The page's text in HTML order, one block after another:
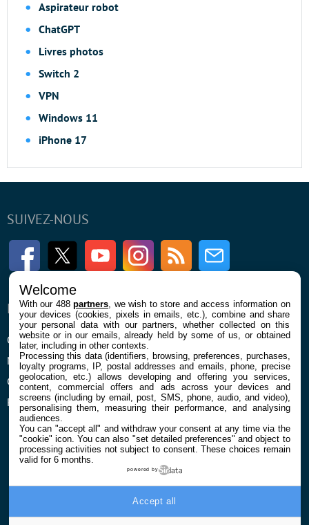
Aspirateur robot
ChatGPT
Livres photos
Switch 2
VPN
Windows 11
iPhone 17
SUIVEZ-NOUS
FacebookTwitter Youtube InstagramRSS Newsletter
ENTREPRISE
Qui sommes nous
Mentions légales et CGU
Confidentialité et Cookies
Préférences cookies
À PROPOS
La rédaction
Contact
Welcome
With our 488partners , we wish to store and access information on
your devices (cookies, pixels in emails, etc.), combine and share
your personal data with our partners, whether collected on this
website or in our emails, already held by some of us, or obtained
later, including in other contexts.
Processing this data (identifiers, browsing, preferences, purchases,
loyalty programs, IP, postal addresses and emails, phone, precise
geolocation, etc.) allows developing and offering you services,
content, commercial offers and ads across your devices and
screens (including by email, post, SMS, phone, audio, and video),
personalising them, measuring their performance, and analysing
audiences.
You can "accept all" and withdraw your consent at any time via the
"cookie" icon. You can also "set detailed preferences" and object to
processing activities not subject to consent. These choices remain
valid for 6 months.
powered by
Accept all